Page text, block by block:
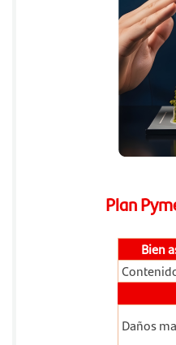
Plan
Bien
Daños